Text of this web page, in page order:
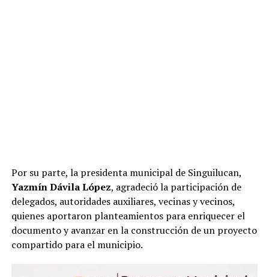
Por su parte, la presidenta municipal de Singuilucan,
Yazmín Dávila López, agradeció la participación de
delegados, autoridades auxiliares, vecinas y vecinos,
quienes aportaron planteamientos para enriquecer el
documento y avanzar en la construcción de un proyecto
compartido para el municipio.